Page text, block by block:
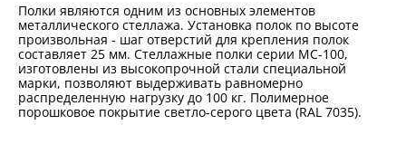
Полки являются одним из основных элементов
металлического стеллажа. Установка полок по высоте
произвольная - шаг отверстий для крепления полок
составляет 25 мм. Стеллажные полки серии МС-100,
изготовлены из высокопрочной стали специальной
марки, позволяют выдерживать равномерно
распределенную нагрузку до 100 кг. Полимерное
порошковое покрытие светло-серого цвета (RAL 7035).